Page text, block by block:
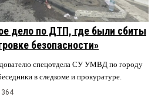
дело по ДТП, где были сбиты
безопасности»
спецотдела СУ УМВД по городу
в следкоме и прокуратуре.
364